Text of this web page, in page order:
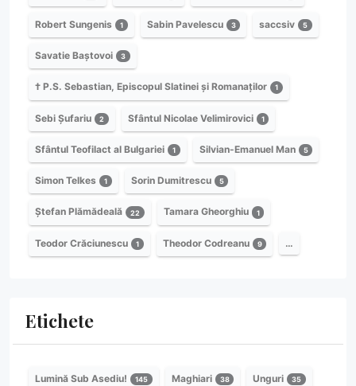
Robert Sungenis 1 Sabin Pavelescu 3 saccsiv 5
Savatie Baștovoi 3
† P.S. Sebastian, Episcopul Slatinei și Romanaților 1
Sebi Șufariu 2 Sfântul Nicolae Velimirovici 1
Sfântul Teofilact al Bulgariei 1 Silvian-Emanuel Man 5
Simon Telkes 1 Sorin Dumitrescu 5
Ștefan Plămădeală 22 Tamara Gheorghiu 1
Teodor Crăciunescu 1 Theodor Codreanu 9 …
Etichete
Lumină Sub Asediu! 145 Maghiari 38 Unguri 35